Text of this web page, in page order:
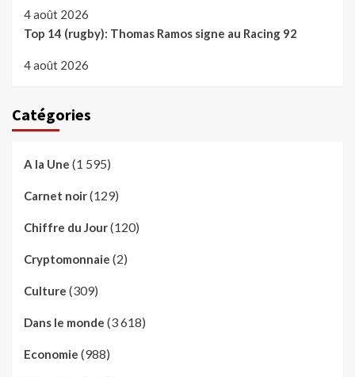
4 août 2026
Top 14 (rugby): Thomas Ramos signe au Racing 92
4 août 2026
Catégories
A la Une (1 595)
Carnet noir(129)
Chiffre du Jour(120)
Cryptomonnaie (2)
Culture (309)
Dans le monde (3 618)
Economie (988)